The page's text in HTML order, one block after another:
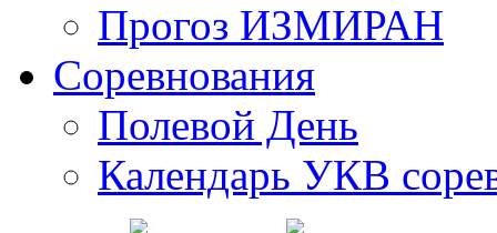
Прогоз ИЗМИРАН
Соревнования
Полевой День
Календарь УКВ